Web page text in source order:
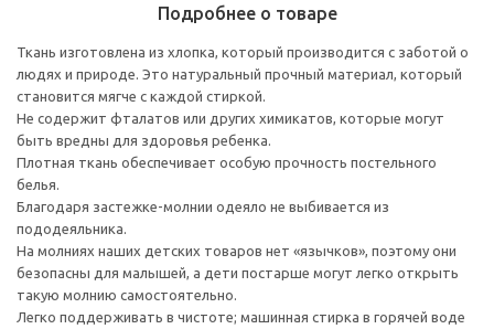
Подробнее о товаре
Ткань изготовлена из хлопка, который производится с заботой о
людях и природе. Это натуральный прочный материал, который
становится мягче с каждой стиркой.
Не содержит фталатов или других химикатов, которые могут
быть вредны для здоровья ребенка.
Плотная ткань обеспечивает особую прочность постельного
белья.
Благодаря застежке-молнии одеяло не выбивается из
пододеяльника.
На молниях наших детских товаров нет «язычков», поэтому они
безопасны для малышей, а дети постарше могут легко открыть
такую молнию самостоятельно.
Легко поддерживать в чистоте; машинная стирка в горячей воде